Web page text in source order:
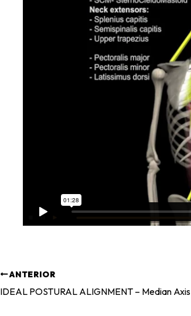
ANTERIOR
IDEAL POSTURAL ALIGNMENT – Median Axis